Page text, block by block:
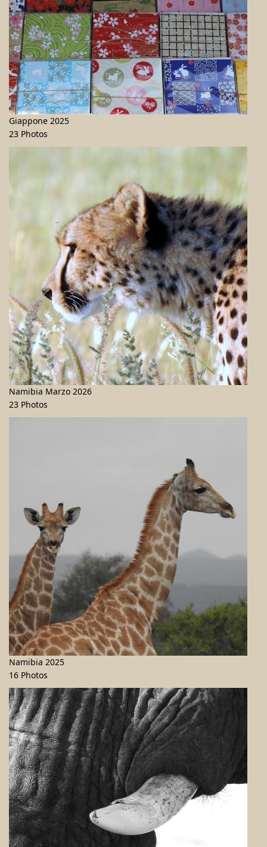
Giappone 2025
23 Photos
Namibia Marzo 2026
23 Photos
Namibia 2025
16 Photos